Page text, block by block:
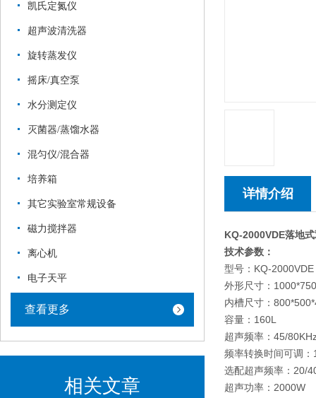
凯氏定氮仪
超声波清洗器
旋转蒸发仪
摇床/真空泵
水分测定仪
灭菌器/蒸馏水器
混匀仪/混合器
培养箱
其它实验室常规设备
磁力搅拌器
离心机
电子天平
查看更多
相关文章
详情介绍
KQ-2000VDE落地
技术参数：
型号：KQ-2000VDE
外形尺寸：
内槽尺寸：
容量：160L
超声频率：45/
频率转换时间可调
选配超声频率：20/
超声功率：2000W